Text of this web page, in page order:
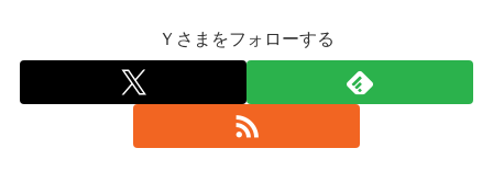
Ｙさまをフォローする